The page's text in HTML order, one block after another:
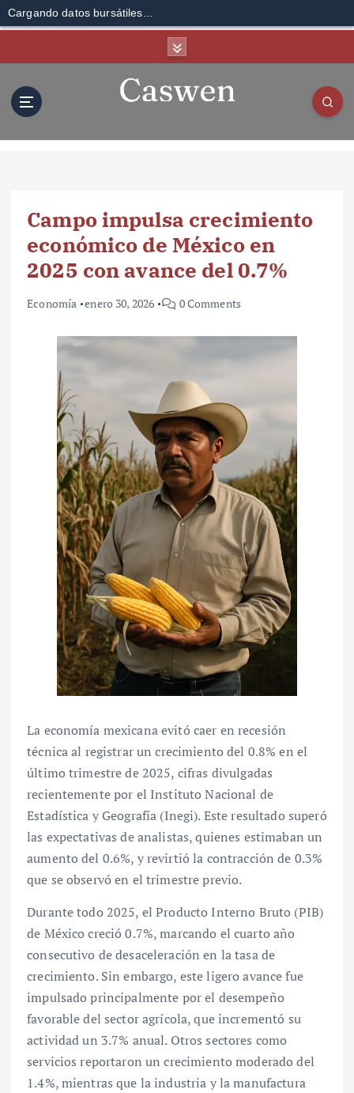
Cargando datos bursátiles...
Campo impulsa crecimiento
económico de México en
2025 con avance del 0.7%
Economía enero 30, 2026 0 Comments
La economía mexicana evitó caer en recesión
técnica al registrar un crecimiento del 0.8% en el
último trimestre de 2025, cifras divulgadas
recientemente por el Instituto Nacional de
Estadística y Geografía (Inegi). Este resultado superó
las expectativas de analistas, quienes estimaban un
aumento del 0.6%, y revirtió la contracción de 0.3%
que se observó en el trimestre previo.
Durante todo 2025, el Producto Interno Bruto (PIB)
de México creció 0.7%, marcando el cuarto año
consecutivo de desaceleración en la tasa de
crecimiento. Sin embargo, este ligero avance fue
impulsado principalmente por el desempeño
favorable del sector agrícola, que incrementó su
actividad un 3.7% anual. Otros sectores como
servicios reportaron un crecimiento moderado del
1.4%, mientras que la industria y la manufactura